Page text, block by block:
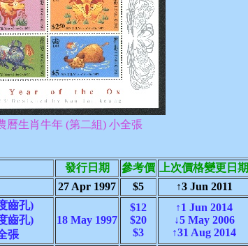
曆生肖牛年 (第二組) 小全張
發行日期 參考價
上次價格變更日期
27 Apr 1997 $5
↑3 Jun 2011
齒孔)
齒孔)
張
18 May 1997
$12
$20
$3
↑1 Jun 2014
↓5 May 2006
↑31 Aug 2014